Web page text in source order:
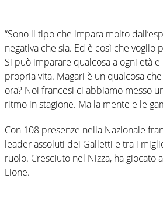
“Sono il tipo che impara molto
negativa che sia. Ed è così che voglio
Si può imparare qualcosa a ogni età
propria vita. Magari è un qualcosa
ora? Noi francesi ci abbiamo messo
ritmo in stagione. Ma la mente e le
Con 108 presenze nella Nazionale
leader assoluti dei Galletti e tra i
ruolo. Cresciuto nel Nizza, ha giocato
Lione.